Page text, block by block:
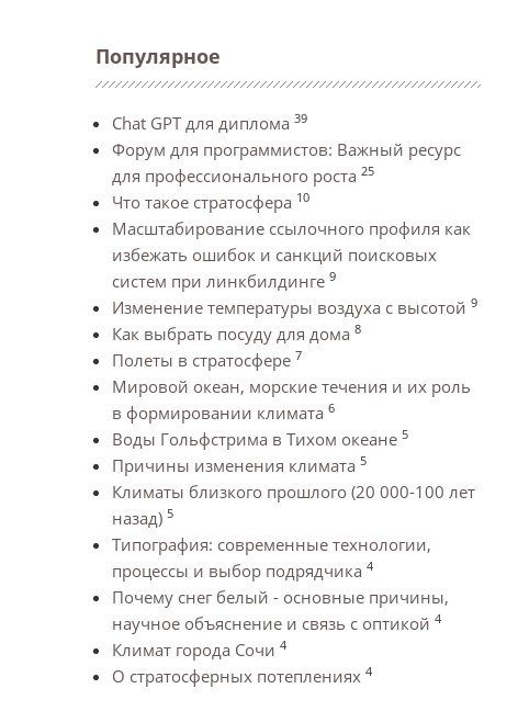
Популярное
Chat GPT для диплома 39
Форум для программистов: Важный ресурс
для профессионального роста 25
Что такое стратосфера 10
Масштабирование ссылочного профиля как
избежать ошибок и санкций поисковых
систем при линкбилдинге 9
Изменение температуры воздуха с высотой 9
Как выбрать посуду для дома 8
Полеты в стратосфере 7
Мировой океан, морские течения и их роль
в формировании климата 6
Воды Гольфстрима в Тихом океане 5
Причины изменения климата 5
Климаты близкого прошлого (20 000-100 лет
назад) 5
Типография: современные технологии,
процессы и выбор подрядчика 4
Почему снег белый - основные причины,
научное объяснение и связь с оптикой 4
Климат города Сочи 4
О стратосферных потеплениях 4